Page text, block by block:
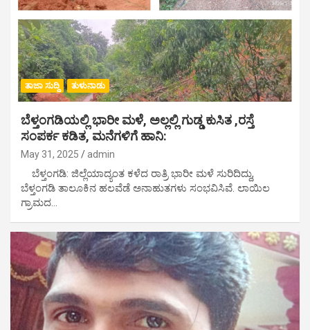
ತಾಜಾ ಸುದ್ದಿ ತುಳುನಾಡು
ಬೆಳ್ತಂಗಡಿಯಲ್ಲಿ ಭಾರೀ ಮಳೆ, ಅಲ್ಲಲ್ಲಿ ಗುಡ್ಡ ಕುಸಿತ ,ರಸ್ತೆ
ಸಂಪರ್ಕ ಕಡಿತ, ಮನೆಗಳಿಗೆ ಹಾನಿ:
May 31, 2025 admin
ಬೆಳ್ತಂಗಡಿ: ಜಿಲ್ಲೆಯಾದ್ಯಂತ ಕಳೆದ ರಾತ್ರಿ ಭಾರೀ ಮಳೆ ಸುರಿದಿದ್ದು,
ಬೆಳ್ತಂಗಡಿ ತಾಲೂಕಿನ ಹಲವೆಡೆ ಅನಾಹುತಗಳು ಸಂಭವಿಸಿವೆ. ಲಾಯಿಲ
ಗ್ರಾಮದ…